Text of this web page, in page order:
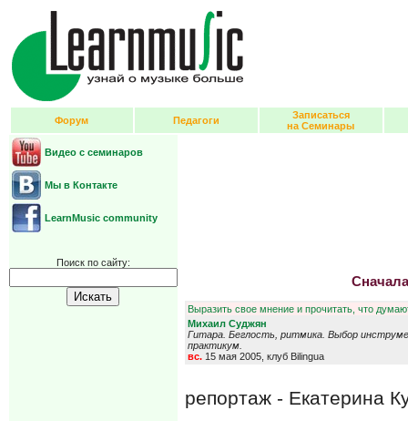
Форум Педагоги
Записаться
на Семинары
Видео с семинаров
Мы в Контакте
LearnMusic community
Поиск по сайту:
Выразить свое мнение и прочитать, что
Михаил Суджян
Гитара. Беглость, ритмика. Выбор
практикум.
вс.15 мая 2005, клуб Bilingua
репортаж - Екатерина